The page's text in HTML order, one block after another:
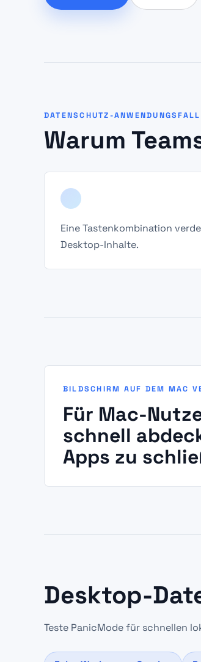
DATENSCHUTZ-ANWENDUNGSFALL
Warum
Eine Tastenkombination
Desktop-Inhalte.
BILDSCHIRM AUF DEM MAC
Für Mac-
schnell
Apps zu
Desktop-
Teste PanicMode für schnellen